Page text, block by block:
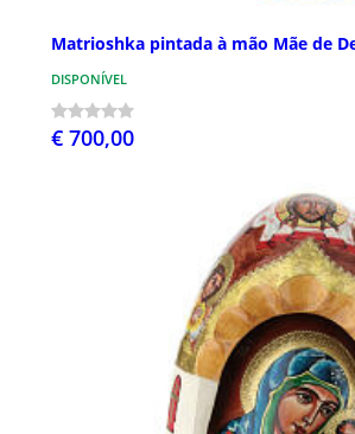
Matrioshka pintada à mão Mãe de
DISPONÍVEL
€ 700,00